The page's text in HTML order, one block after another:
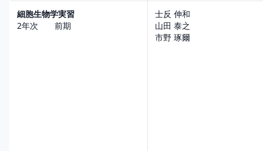
細胞生物学実習
2年次 前期
士反 伸和
山田 泰之
市野 琢爾